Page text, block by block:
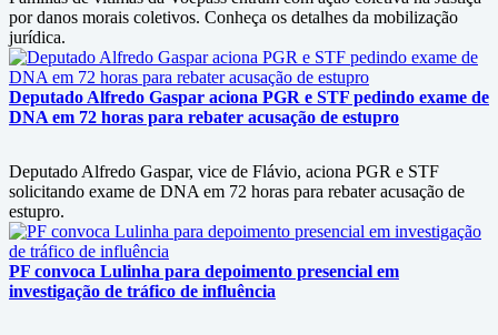
por danos morais coletivos. Conheça os detalhes da mobilização
jurídica.
Deputado Alfredo Gaspar aciona PGR e STF pedindo exame de
DNA em 72 horas para rebater acusação de estupro
Deputado Alfredo Gaspar, vice de Flávio, aciona PGR e STF
solicitando exame de DNA em 72 horas para rebater acusação de
estupro.
PF convoca Lulinha para depoimento presencial em
investigação de tráfico de influência